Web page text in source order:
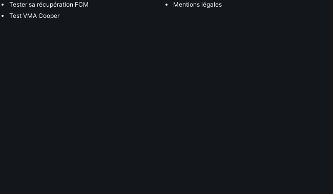
Tester sa récupération FCM
Test VMA Cooper
Mentions légales